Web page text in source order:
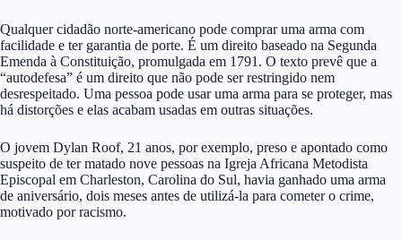
Qualquer cidadão norte-americano pode comprar uma arma com
facilidade e ter garantia de porte. É um direito baseado na Segunda
Emenda à Constituição, promulgada em 1791. O texto prevê que a
“autodefesa” é um direito que não pode ser restringido nem
desrespeitado. Uma pessoa pode usar uma arma para se proteger, mas
há distorções e elas acabam usadas em outras situações.
O jovem Dylan Roof, 21 anos, por exemplo, preso e apontado como
suspeito de ter matado nove pessoas na Igreja Africana Metodista
Episcopal em Charleston, Carolina do Sul, havia ganhado uma arma
de aniversário, dois meses antes de utilizá-la para cometer o crime,
motivado por racismo.